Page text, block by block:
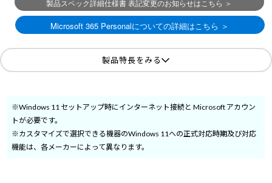
製品特長をみる
※Windows 11 セットアップ時にインターネット接続と Microsoft アカウン
トが必要です。
※カスタマイズで選択できる機器のWindows 11への正式対応時期及び対応
機能は、各メーカーによって異なります。